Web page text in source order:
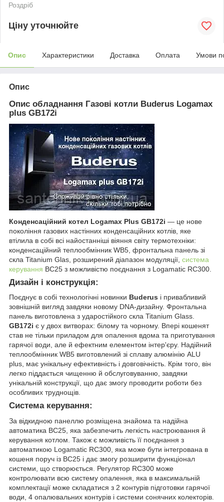
Роздріб
Ціну уточнюйте
Опис Характеристики Доставка Оплата Умови
Опис
Опис обладнання Газові котли Buderus Logamax
plus GB172i
Конденсаційний котел Logamax Plus GB172i — це нове
покоління газових настінних конденсаційних котлів, яке
втілила в собі всі найостанніші віяння світу термотехніки:
конденсаційний теплообмінник WB5, фронтальна панель зі
скла Titanium Glas, розширений діапазон модуляції, система
керування BC25 з можливістю поєднання з Logamatic RC300.
Дизайн і конструкція:
Поєднує в собі технологічні новинки Buderus і привабливий
зовнішній вигляд завдяки новому DNA-дизайну. Фронтальна
панель виготовлена з ударостійкого скла Titanium Glass.
GB172i є у двох витворах: білому та чорному. Впері кошенят
став не тільки приладом для опалення вдома та приготування
гарячої води, але й ефектним елементом інтер'єру. Надійний
теплообмінник WB5 виготовлений зі сплаву алюмінію ALU
plus, має унікальну ефективність і довговічність. Крім того, він
легко піддається чищенню й обслуговуванню, завдяки
унікальній конструкції, що дає змогу проводити роботи без
особливих труднощів.
Система керування:
За відкидною панеллю розміщена знайома та надійна
автоматика BC25, яка забезпечить легкість настроювання й
керування котлом. Також є можливість її поєднання з
автоматикою Logamatic RC300, яка може бути інтегрована в
кошеня поруч із BC25 і дає змогу розширити функціонал
системи, що створюється. Регулятор RC300 може
контролювати всю систему опалення, яка в максимальній
комплектації може складатися з 2 контурів підготовки гарячої
води, 4 опалювальних контурів і системи сонячних колекторів.